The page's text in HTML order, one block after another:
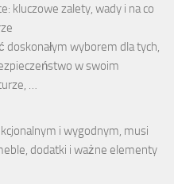
kluczowe zalety, wady i na co
doskonałym wyborem dla tych,
w swoim
…
i wygodnym, musi
dodatki i ważne elementy